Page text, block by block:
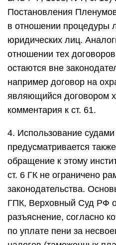
Постановления
в отношении процедуры
юридических лиц.
отношении тех
остаются вне
например договор на
являющийся договором
комментария к ст. 61.
4. Использование
предусматривается
обращение к этому
ст. 6 ГК не ограничено
законодательства.
ГПК, Верховный Суд РФ
разъяснение, согласно
по уплате пени за